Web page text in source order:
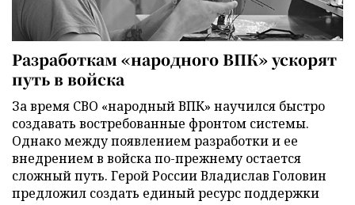
Разработкам «народного ВПК» ускорят
путь в войска
За время СВО «народный ВПК» научился быстро
создавать востребованные фронтом системы.
Однако между появлением разработки и ее
внедрением в войска по-прежнему остается
сложный путь. Герой России Владислав Головин
предложил создать единый ресурс поддержки